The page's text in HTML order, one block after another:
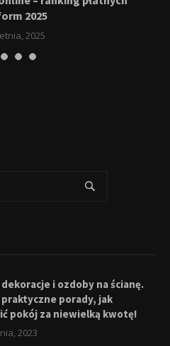
2025
2025
dekoracje i ozdoby na ścianę.
praktyczne porady, jak
pokój za niewielką kwotę!
2023